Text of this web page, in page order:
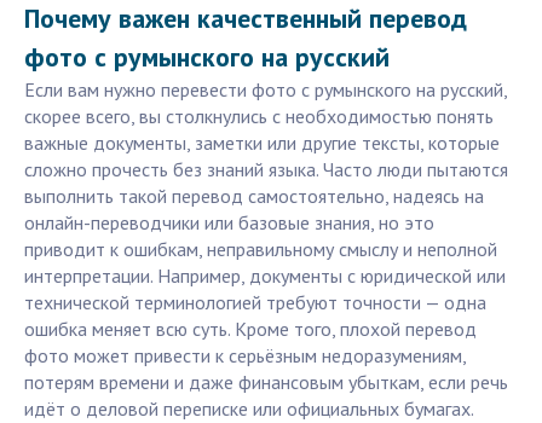
Почему важен качественный перевод
фото с румынского на русский
Если вам нужно перевести фото с румынского на русский,
скорее всего, вы столкнулись с необходимостью понять
важные документы, заметки или другие тексты, которые
сложно прочесть без знаний языка. Часто люди пытаются
выполнить такой перевод самостоятельно, надеясь на
онлайн-переводчики или базовые знания, но это
приводит к ошибкам, неправильному смыслу и неполной
интерпретации. Например, документы с юридической или
технической терминологией требуют точности — одна
ошибка меняет всю суть. Кроме того, плохой перевод
фото может привести к серьёзным недоразумениям,
потерям времени и даже финансовым убыткам, если речь
идёт о деловой переписке или официальных бумагах.